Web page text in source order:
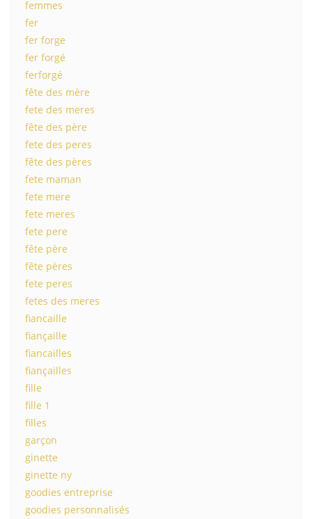
femmes
fer
fer forge
fer forgé
ferforgé
fête des mère
fete des meres
fête des père
fete des peres
fête des pères
fete maman
fete mere
fete meres
fete pere
fête père
fête pères
fete peres
fetes des meres
fiancaille
fiançaille
fiancailles
fiançailles
fille
fille 1
filles
garçon
ginette
ginette ny
goodies entreprise
goodies personnalisés